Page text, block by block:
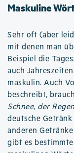
Maskuline
Sehr oft (aber
mit denen man
Beispiel die
auch
maskulin. Auch
beschreibt,
Schnee, der Regen
deutsche Getränk
anderen
gibt es